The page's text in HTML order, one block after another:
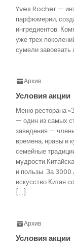
Yves Rocher —
парфюмерии,
ингредиентов.
уже трех
сумели
Архив
Условия акции
Меню ресторана
— один из самых
заведения —
времена, нравы и
семейные
и пользы. За 3000
искусство Китая
[…]
Архив
Условия акции